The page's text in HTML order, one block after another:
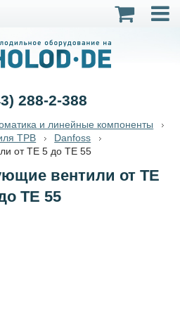
288-2-388
и линейные компоненты
ТРВ
Danfoss
от ТЕ 5 до ТЕ 55
вентили от ТЕ
ТЕ 55